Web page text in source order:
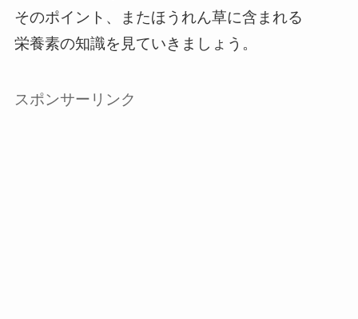
そのポイント、またほうれん草に含まれる
栄養素の知識を見ていきましょう。
スポンサーリンク